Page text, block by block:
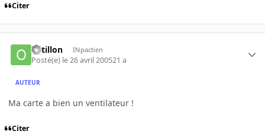
Citer
Ortillon INpactien
Posté(e) le 26 avril 200521 a
AUTEUR
Ma carte a bien un ventilateur !
Citer